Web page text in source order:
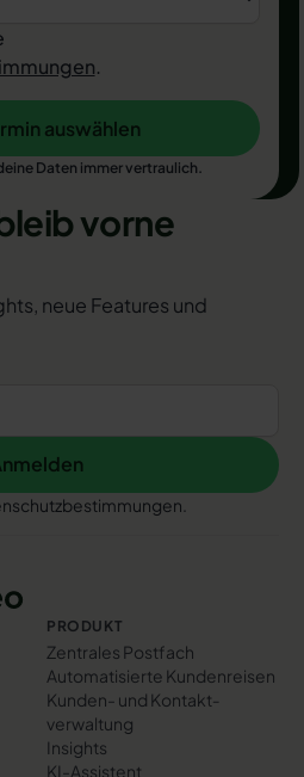
.
auswählen
Daten immer vertraulich.
vorne
neue Features und
PRODUKT
Zentrales Postfach
Automatisierte Kundenreisen
Kunden- und Kontakt­
verwaltung
Insights
KI-Assistent